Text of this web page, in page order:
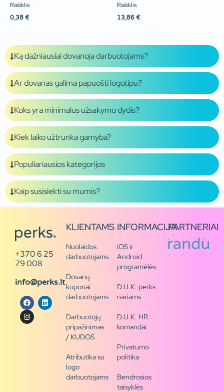
Rašiklis
0,38 €
Rašiklis
13,86 €
Ką dažniausiai dovanoja darbuotojams?
Ar dovanas galima papuošti logotipu?
Koks yra minimalus užsakymo dydis?
Kiek laiko užtrunka gamyba?
Populiariausios kategorijos
Kaip susisiekti su mumis?
+370 6 25
79 008
info@perks.lt
KLIENTAMS
Nuolaidos
darbuotojams
Dovanų
kuponai
darbuotojams
Darbuotojų
pripažinimas
/ KUDOS
Atributika su
logo
darbuotojams
INFORMACIJA
iOS ir
Android
programėlės
D.U.K. perks
nariams
D.U.K. HR
komandai
Privatumo
politika
Bendrosios
taisyklės
PARTNERIAI